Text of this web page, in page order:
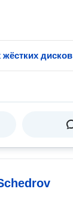
дисков